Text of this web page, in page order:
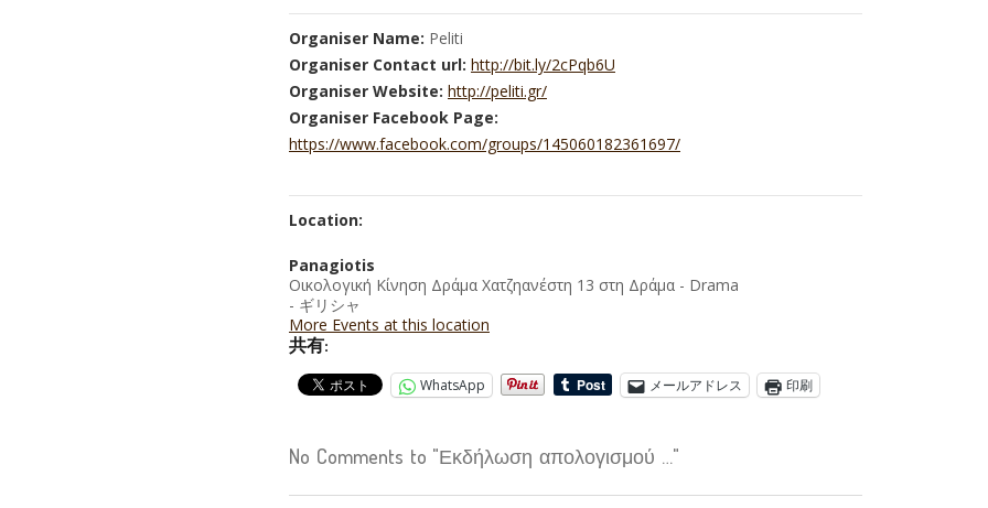
Organiser Name: Peliti
Organiser Contact url: http://bit.ly/2cPqb6U
Organiser Website: http://peliti.gr/
Organiser Facebook Page:
https://www.facebook.com/groups/145060182361697/
Location:
Panagiotis
Οικολογική Κίνηση Δράμα Χατζηανέστη 13 στη Δράμα - Drama
- ギリシャ
More Events at this location
共有:
WhatsApp メールアドレス 印刷
No Comments to "Εκδήλωση απολογισμού …"